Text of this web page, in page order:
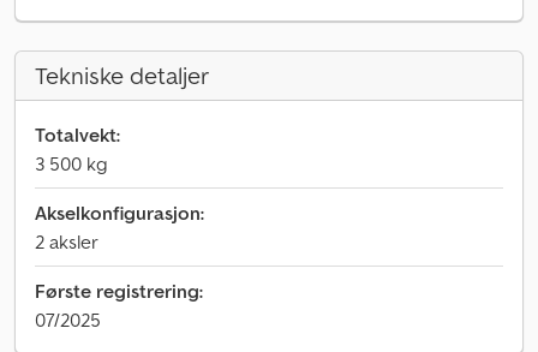
Tekniske detaljer
Totalvekt:
3 500 kg
Akselkonfigurasjon:
2 aksler
Første registrering:
07/2025